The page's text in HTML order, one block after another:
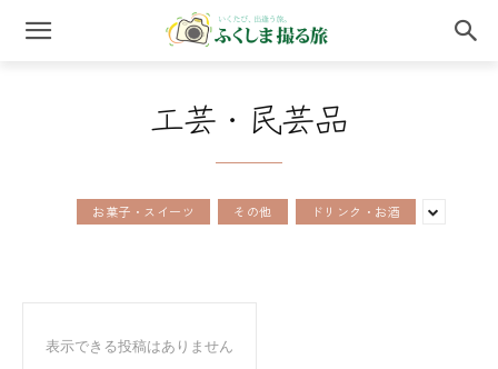
工芸・民芸品
お菓子・スイーツ その他 ドリンク・お酒
表示できる投稿はありません